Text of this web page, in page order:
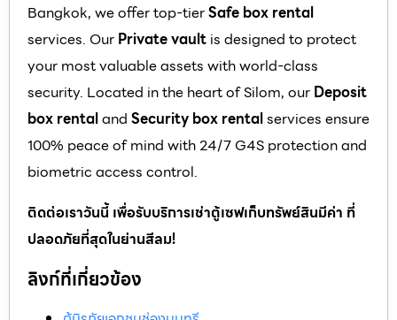
Bangkok, we offer top-tierSafe box rental
services. Our Private vault is designed to protect
your most valuable assets with world-class
security. Located in the heart of Silom, our Deposit
box rentaland Security box rentalservices ensure
100% peace of mind with 24/7 G4S protection and
biometric access control.
ติดต่อเราวันนี้ เพื่อรับบริการเช่าตู้เซฟเก็บทรัพย์สินมีค่า ที่
ปลอดภัยที่สุดในย่านสีลม!
ลิงก์ที่เกี่ยวข้อง